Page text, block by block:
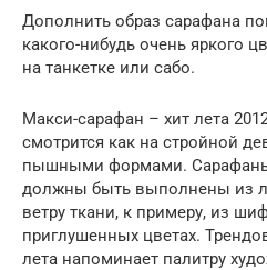
Дополнить образ сарафана
какого-нибудь очень яркого
на танкетке или сабо.
Макси-сарафан – хит лета
смотрится как на стройной
пышными формами. Сарафаны
должны быть выполнены из
ветру ткани, к примеру, из
приглушенных цветах.
лета напоминает палитру